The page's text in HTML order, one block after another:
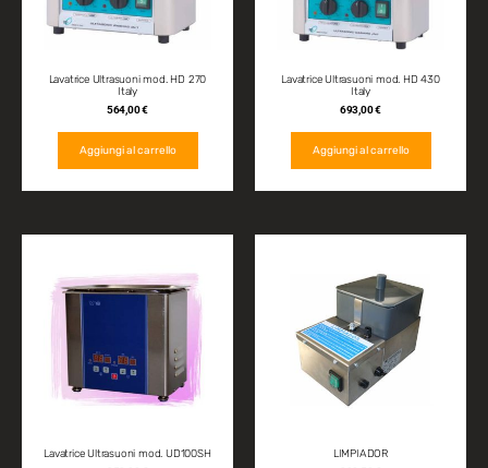
Lavatrice Ultrasuoni mod. HD 270
Italy
564,00€
Aggiungi al carrello
Lavatrice Ultrasuoni mod. HD 430
Italy
693,00€
Aggiungi al carrello
Lavatrice Ultrasuoni mod. UD100SH LIMPIADOR